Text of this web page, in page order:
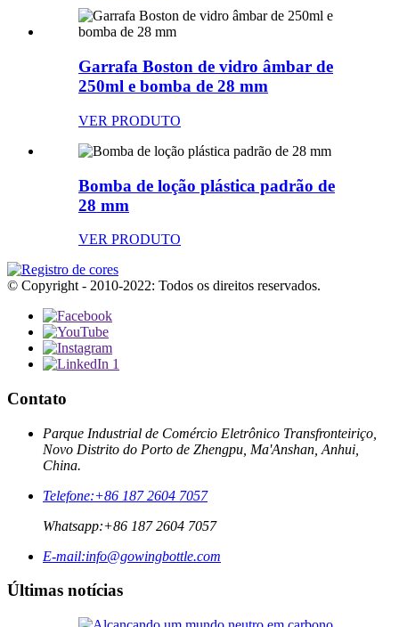
Garrafa Boston de vidro âmbar de
250ml e bomba de 28 mm
VER PRODUTO
Bomba de loção plástica padrão de
28 mm
VER PRODUTO
© Copyright - 2010-2022: Todos os direitos reservados.
Contato
Parque Industrial de Comércio Eletrônico Transfronteiriço,
Novo Distrito do Porto de Zhengpu, Ma'Anshan, Anhui,
China.
Telefone:+86 187 2604 7057
Whatsapp:+86 187 2604 7057
E-mail:info@gowingbottle.com
Últimas notícias